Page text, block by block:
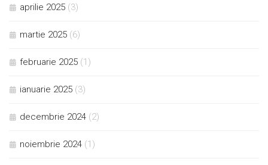
aprilie 2025 (3)
martie 2025 (6)
februarie 2025 (1)
ianuarie 2025 (3)
decembrie 2024 (2)
noiembrie 2024 (1)